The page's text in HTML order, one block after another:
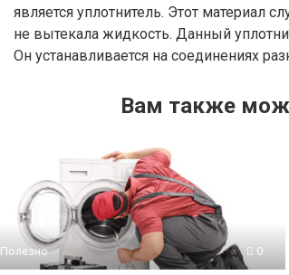
является уплотнитель. Этот материал
не вытекала жидкость. Данный
Он устанавливается на соединениях
Вам также
Полезно 0